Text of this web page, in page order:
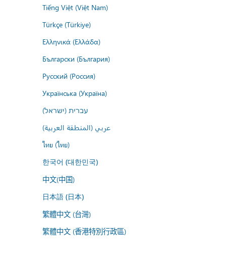
Tiếng Việt (Việt Nam)
Türkçe (Türkiye)
Ελληνικά (Ελλάδα)
Български (България)
Русский (Россия)
Українська (Україна)
עברית (ישראל)
عربي (المنطقة العربية)
ไทย (ไทย)
한국어 (대한민국)
中文(中国)
日本語 (日本)
繁體中文 (台灣)
繁體中文 (香港特別行政區)